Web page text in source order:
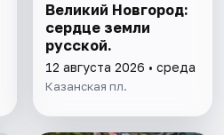
Великий Новгород:
сердце земли
русской.
12 августа 2026 • среда
Казанская пл.